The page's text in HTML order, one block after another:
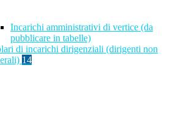
Incarichi amministrativi di vertice (da
pubblicare in tabelle)
di incarichi dirigenziali (dirigenti non
14